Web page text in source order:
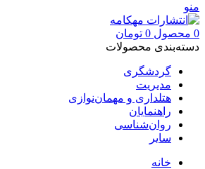
منو
0 محصول 0 تومان
دسته‌بندی محصولات
گردشگری
مدیریت
هتلداری و مهمان‌نوازی
راهنمایان
روان‌شناسی
سایر
خانه